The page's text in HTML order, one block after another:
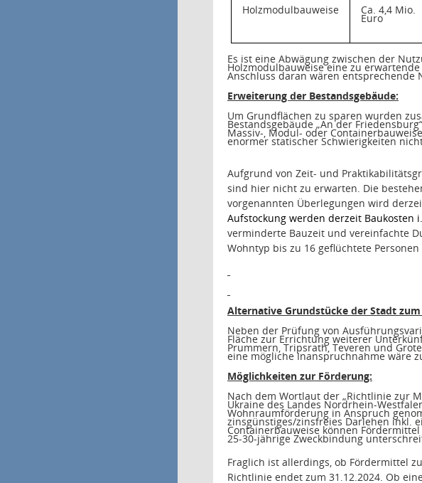
Holzmodulbauweise Ca. 4,4 Mio.
Euro
Es ist eine Abwägung zwischen der
Holzmodulbauweise eine zu
Anschluss daran wären entsprechende
Erweiterung der Bestandsgebäude:
Um Grundflächen zu sparen wurden
Bestandsgebäude „An der
Massiv-, Modul- oder
enormer statischer Schwierigkeiten
Aufgrund von Zeit- und
sind hier nicht zu erwarten. Die
vorgenannten Überlegungen wird
Aufstockung werden derzeit Baukosten
verminderte Bauzeit und vereinfachte
Wohntyp bis zu 16 geflüchtete
Alternative Grundstücke der Stadt
Neben der Prüfung von
Fläche zur Errichtung weiterer
Prummern, Tripsrath, Teveren und
eine mögliche Inanspruchnahme wäre
Möglichkeiten zur Förderung:
Nach dem Wortlaut der „Richtlinie zur
Ukraine des Landes Nordrhein-
Wohnraumförderung in Anspruch
zinsgünstiges/zinsfreies Darlehen inkl.
Containerbauweise können
25-30-jährige Zweckbindung
Fraglich ist allerdings, ob Fördermittel
Richtlinie endet zum 31.12.2024. Ob